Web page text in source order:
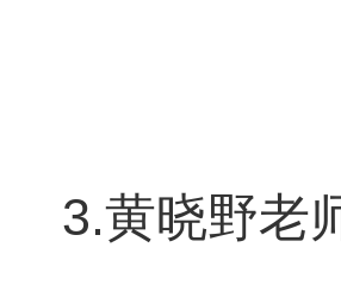
3.黄晓野老